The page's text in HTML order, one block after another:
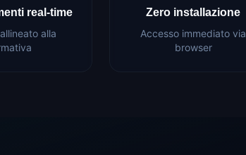
real-time
alla
Zero installazione
Accesso immediato via
browser